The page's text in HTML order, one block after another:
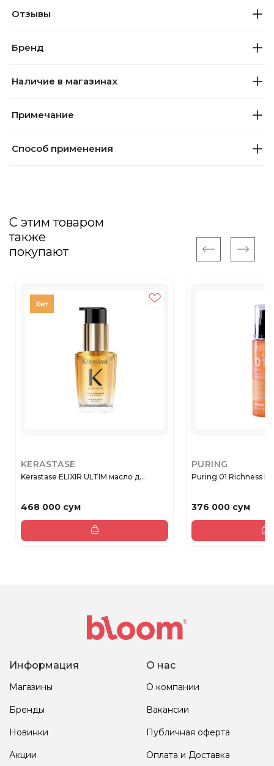
Отзывы
Бренд
Наличие в магазинах
Примечание
Способ применения
С этим товаром
также
покупают
KERASTASE
Kerastase ELIXIR ULTIM масло д...
468 000 сум
PURING
Puring 01 Richness
376 000 сум
Информация
Магазины
Бренды
Новинки
Акции
О нас
О компании
Вакансии
Публичная оферта
Оплата и Доставка